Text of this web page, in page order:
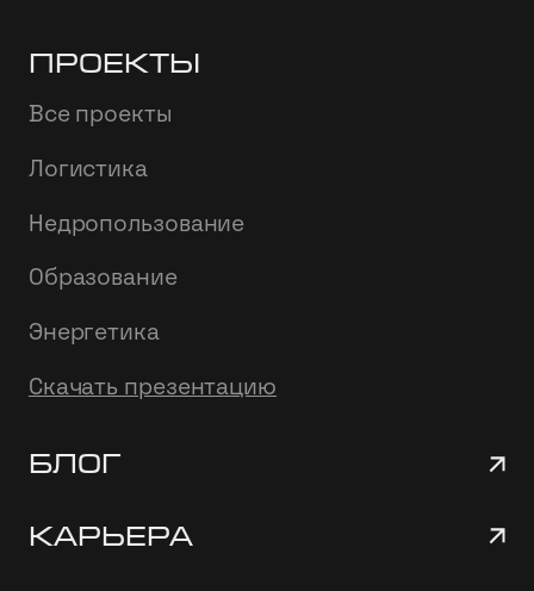
Проекты
Все проекты
Логистика
Недропользование
Образование
Энергетика
Скачать презентацию
Блог
Карьера